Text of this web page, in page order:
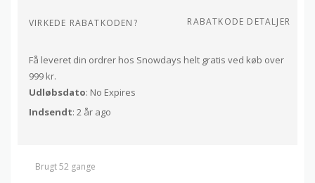
VIRKEDE RABATKODEN? RABATKODE DETALJER
Få leveret din ordrer hos Snowdays helt gratis ved køb over
999 kr.
Udløbsdato: No Expires
Indsendt: 2 år ago
Brugt 52 gange